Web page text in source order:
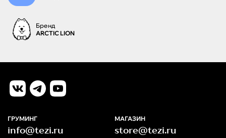
Бренд
ARCTIC LION
ГРУМИНГ
info@tezi.ru
МАГАЗИН
store@tezi.ru